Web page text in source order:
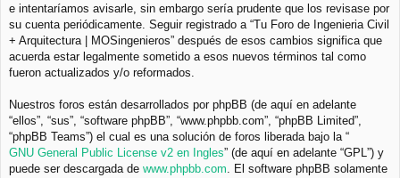
e intentaríamos avisarle, sin embargo sería prudente que los revisase por
su cuenta periódicamente. Seguir registrado a “Tu Foro de Ingenieria Civil
+ Arquitectura | MOSingenieros” después de esos cambios significa que
acuerda estar legalmente sometido a esos nuevos términos tal como
fueron actualizados y/o reformados.
Nuestros foros están desarrollados por phpBB (de aquí en adelante
“ellos”, “sus”, “software phpBB”, “www.phpbb.com”, “phpBB Limited”,
“phpBB Teams”) el cual es una solución de foros liberada bajo la “
GNU General Public License v2 en Ingles” (de aquí en adelante “GPL”) y
puede ser descargada de www.phpbb.com . El software phpBB solamente